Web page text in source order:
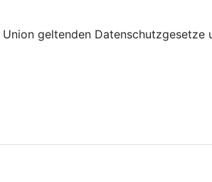
geltenden Datenschutzgesetze